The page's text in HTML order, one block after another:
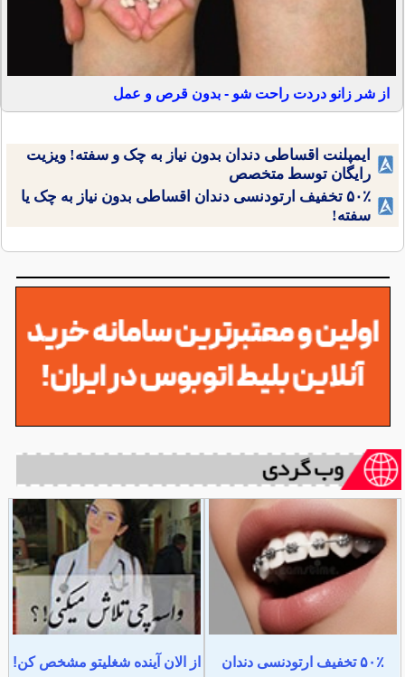
از شر زانو دردت راحت شو - بدون قرص و عمل
ایمپلنت اقساطی دندان بدون نیاز به چک و سفته! ویزیت
رایگان توسط متخصص
۵۰٪ تخفیف ارتودنسی دندان اقساطی بدون نیاز به چک یا
سفته!
۵۰٪ تخفیف ارتودنسی دندان
از الان آینده شغلیتو مشخص کن!